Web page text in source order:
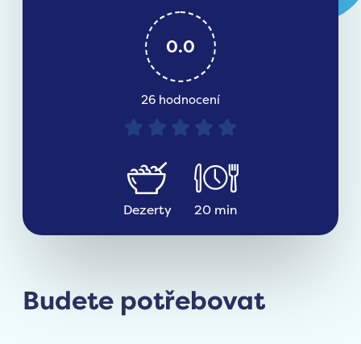
0.0
26 hodnocení
Dezerty 20 min
Budete potřebovat